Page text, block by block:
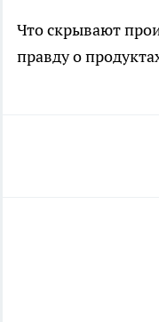
Что скрывают
правду о